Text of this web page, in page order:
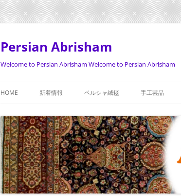
Persian Abrisham
Welcome to Persian Abrisham Welcome to Persian Abrisham
HOME 新着情報 ペルシャ絨毯 手工芸品